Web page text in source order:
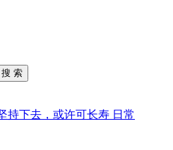
搜 索
日常